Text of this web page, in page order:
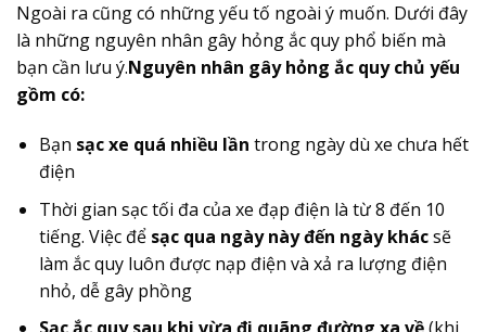
Ngoài ra cũng có những yếu tố ngoài ý muốn. Dưới đây
là những nguyên nhân gây hỏng ắc quy phổ biến mà
bạn cần lưu ý.Nguyên nhân gây hỏng ắc quy chủ yếu
gồm có:
Bạn sạc xe quá nhiều lần trong ngày dù xe chưa hết
điện
Thời gian sạc tối đa của xe đạp điện là từ 8 đến 10
tiếng. Việc đểsạc qua ngày này đến ngày khácsẽ
làm ắc quy luôn được nạp điện và xả ra lượng điện
nhỏ, dễ gây phồng